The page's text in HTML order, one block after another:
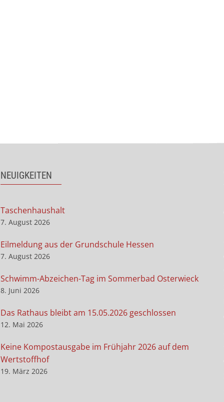
NEUIGKEITEN
Taschenhaushalt
7. August 2026
Eilmeldung aus der Grundschule Hessen
7. August 2026
Schwimm-Abzeichen-Tag im Sommerbad Osterwieck
8. Juni 2026
Das Rathaus bleibt am 15.05.2026 geschlossen
12. Mai 2026
Keine Kompostausgabe im Frühjahr 2026 auf dem
Wertstoffhof
19. März 2026